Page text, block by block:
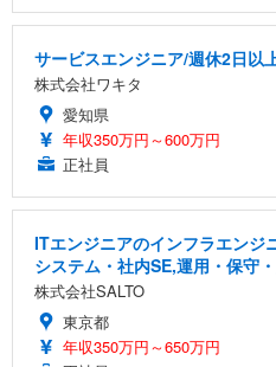
サービスエンジニア/週休2日以
株式会社ワキタ
愛知県
年収350万円～600万円
正社員
ITエンジニアのインフラエンジ
システム・社内SE,運用・保守
株式会社SALTO
東京都
年収350万円～650万円